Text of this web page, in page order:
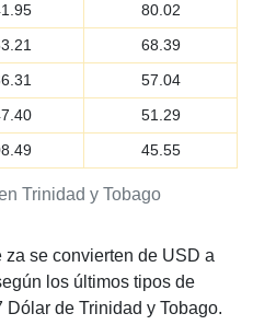
Trinidad y Tobago
80.02
68.39
57.04
51.29
45.55
za se convierten de USD a
los últimos tipos de
Dólar de Trinidad y Tobago.